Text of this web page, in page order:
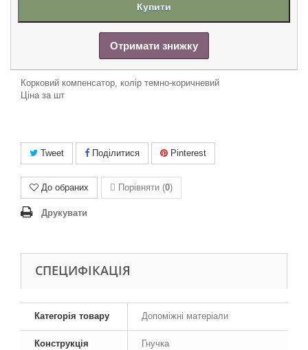
Купити
Отримати знижку
Корковий компенсатор, колір темно-коричневий
Ціна за шт
Tweet Поділитися Pinterest
До обраних Порівняти (0)
Друкувати
СПЕЦИФІКАЦІЯ
Категорія товару Допоміжні матеріали
Конструкція Гнучка